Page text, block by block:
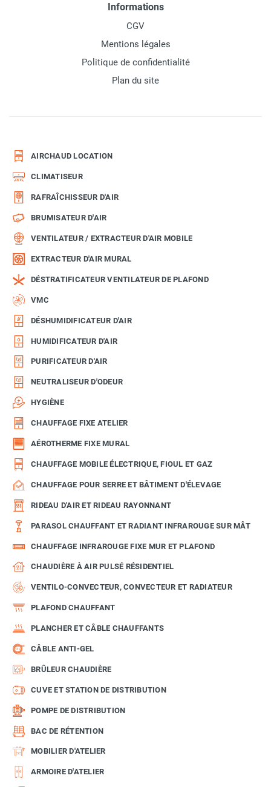
Informations
CGV
Mentions légales
Politique de confidentialité
Plan du site
AIRCHAUD LOCATION
CLIMATISEUR
RAFRAÎCHISSEUR D'AIR
BRUMISATEUR D'AIR
VENTILATEUR / EXTRACTEUR D'AIR MOBILE
EXTRACTEUR D'AIR MURAL
DÉSTRATIFICATEUR VENTILATEUR DE PLAFOND
VMC
DÉSHUMIDIFICATEUR D'AIR
HUMIDIFICATEUR D'AIR
PURIFICATEUR D'AIR
NEUTRALISEUR D'ODEUR
HYGIÈNE
CHAUFFAGE FIXE ATELIER
AÉROTHERME FIXE MURAL
CHAUFFAGE MOBILE ÉLECTRIQUE, FIOUL ET GAZ
CHAUFFAGE POUR SERRE ET BÂTIMENT D'ÉLEVAGE
RIDEAU D'AIR ET RIDEAU RAYONNANT
PARASOL CHAUFFANT ET RADIANT INFRAROUGE SUR MÂT
CHAUFFAGE INFRAROUGE FIXE MUR ET PLAFOND
CHAUDIÈRE À AIR PULSÉ RÉSIDENTIEL
VENTILO-CONVECTEUR, CONVECTEUR ET RADIATEUR
PLAFOND CHAUFFANT
PLANCHER ET CÂBLE CHAUFFANTS
CÂBLE ANTI-GEL
BRÛLEUR CHAUDIÈRE
CUVE ET STATION DE DISTRIBUTION
POMPE DE DISTRIBUTION
BAC DE RÉTENTION
MOBILIER D'ATELIER
ARMOIRE D'ATELIER